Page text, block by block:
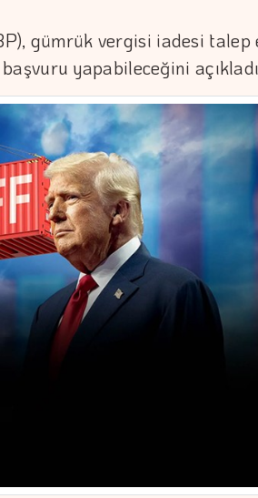
gümrük vergisi iadesi talep
yapabileceğini